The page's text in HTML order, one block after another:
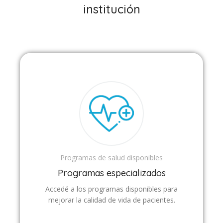
institución
Programas de salud disponibles
Programas especializados
Accedé a los programas disponibles para
mejorar la calidad de vida de pacientes.